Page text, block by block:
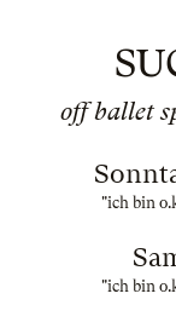
off ballet
"ich bin
"ich bin